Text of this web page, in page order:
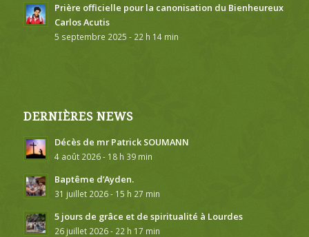
Prière officielle pour la canonisation du Bienheureux
Carlos Acutis
5 septembre 2025 - 22 h 14 min
DERNIÈRES NEWS
Décès de mr Patrick SOUMANN
4 août 2026 - 18 h 39 min
Baptême d’Ayden.
31 juillet 2026 - 15 h 27 min
5 jours de grâce et de spiritualité à Lourdes
26 juillet 2026 - 22 h 17 min